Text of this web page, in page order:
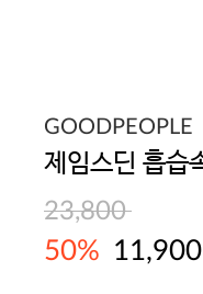
GOODPEOPLE
23,800
50% 11,900